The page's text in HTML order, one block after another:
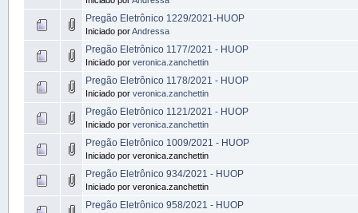
Pregão Eletrônico 1229/2021-HUOP
Iniciado porAndressa
Pregão Eletrônico 1177/2021 - HUOP
Iniciado por veronica.zanchettin
Pregão Eletrônico 1178/2021 - HUOP
Iniciado por veronica.zanchettin
Pregão Eletrônico 1121/2021 - HUOP
Iniciado por veronica.zanchettin
Pregão Eletrônico 1009/2021 - HUOP
Iniciado por veronica.zanchettin
Pregão Eletrônico 934/2021 - HUOP
Iniciado por veronica.zanchettin
Pregão Eletrônico 958/2021 - HUOP